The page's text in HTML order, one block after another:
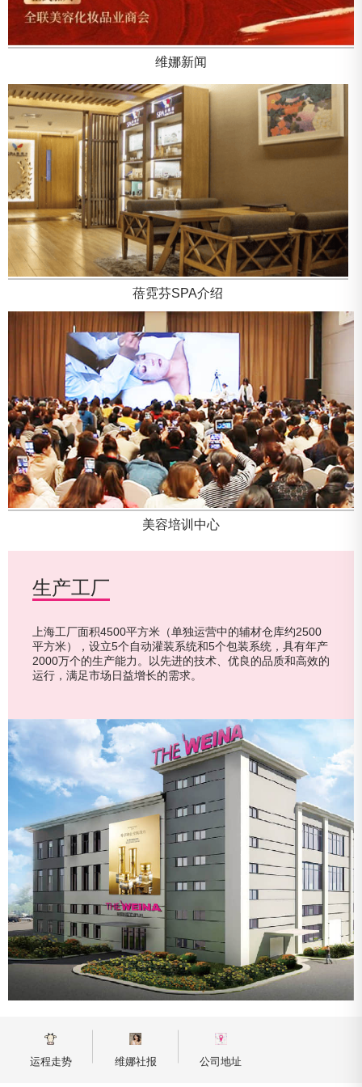
维娜新闻
蓓霓芬SPA介绍
美容培训中心
韩国研究所
首尔研究所拥有一支专业的科研开发技术团队和可分析高性
能产品成分及功效的先进研发设备及专业实验室，结合市场
需求，不断推进研发的专业性和科学性，致力于更优功效、
更高品质的新产品配方的研发。
生产工厂
上海工厂面积4500平方米（单独运营中的辅材仓库约2500
平方米），设立5个自动灌装系统和5个包装系统，具有年产
2000万个的生产能力。以先进的技术、优良的品质和高效的
运行，满足市场日益增长的需求。
韩国研究所
首尔研究所拥有一支专业的科研开发技术团队和可分析高性
能产品成分及功效的先进研发设备及专业实验室，结合市场
需求，不断推进研发的专业性和科学性，致力于更优功效、
更高品质的新产品配方的研发。
生产工厂
上海工厂面积4500平方米（单独运营中的辅材仓库约2500
平方米），设立5个自动灌装系统和5个包装系统，具有年产
2000万个的生产能力。以先进的技术、优良的品质和高效的
运行，满足市场日益增长的需求。
运程走势 维娜社报 公司地址